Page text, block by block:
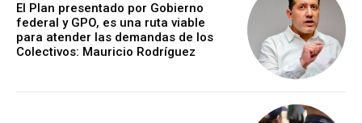
El Plan presentado por Gobierno
federal y GPO, es una ruta viable
para atender las demandas de los
Colectivos: Mauricio Rodríguez